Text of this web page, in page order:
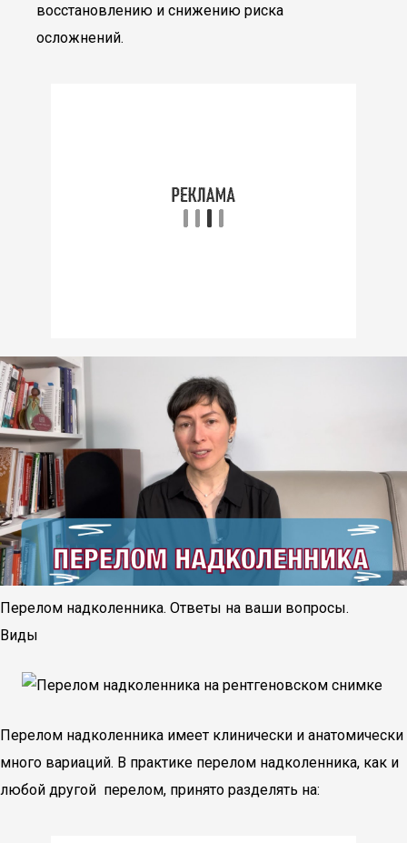
восстановлению и снижению риска
осложнений.
Перелом надколенника. Ответы на ваши вопросы.
Виды
Перелом надколенника имеет клинически и анатомически
много вариаций. В практике перелом надколенника, как и
любой другой перелом, принято разделять на: